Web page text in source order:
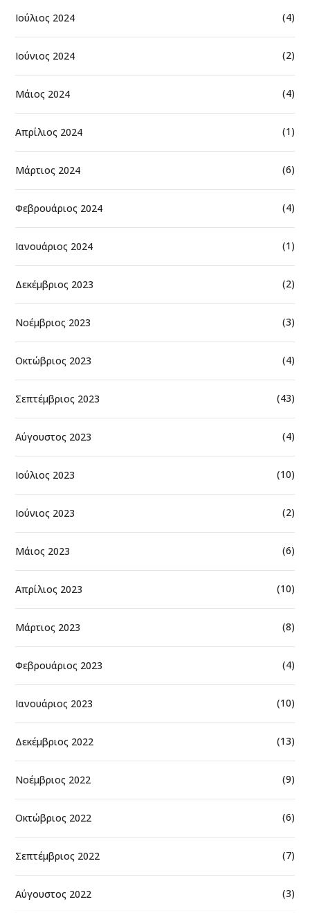
Ιούλιος 2024 (4)
Ιούνιος 2024 (2)
Μάιος 2024 (4)
Απρίλιος 2024 (1)
Μάρτιος 2024 (6)
Φεβρουάριος 2024 (4)
Ιανουάριος 2024 (1)
Δεκέμβριος 2023 (2)
Νοέμβριος 2023 (3)
Οκτώβριος 2023 (4)
Σεπτέμβριος 2023 (43)
Αύγουστος 2023 (4)
Ιούλιος 2023 (10)
Ιούνιος 2023 (2)
Μάιος 2023 (6)
Απρίλιος 2023 (10)
Μάρτιος 2023 (8)
Φεβρουάριος 2023 (4)
Ιανουάριος 2023 (10)
Δεκέμβριος 2022 (13)
Νοέμβριος 2022 (9)
Οκτώβριος 2022 (6)
Σεπτέμβριος 2022 (7)
Αύγουστος 2022 (3)